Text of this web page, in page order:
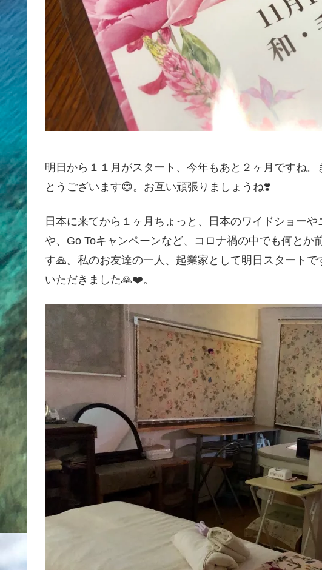
明日から１１月がスタート、今年もあと２ヶ月ですね
とうございます😊。お互い頑張りましょうね❣️
日本に来てから１ヶ月ちょっと、日本のワイドショー
や、Go Toキャンペーンなど、コロナ禍の中でも何とか
す🙏。私のお友達の一人、起業家として明日スタート
いただきました🙏❤️。